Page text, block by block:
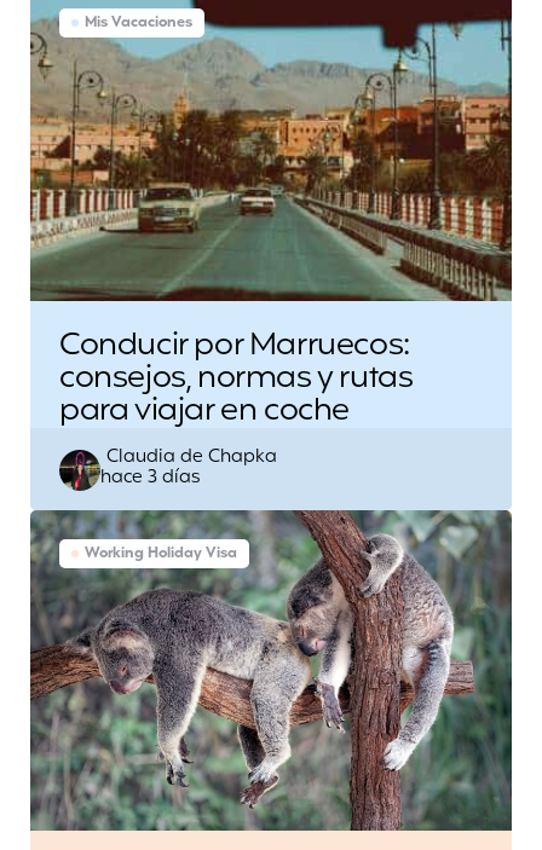
Mis Vacaciones
Conducir por Marruecos:
consejos, normas y rutas
para viajar en coche
Escrito
por
Claudia de Chapka
hace 3 días
Working Holiday Visa